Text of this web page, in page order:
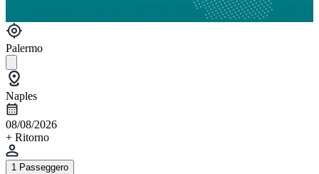
Palermo
Naples
08/08/2026
+ Ritorno
1 Passeggero